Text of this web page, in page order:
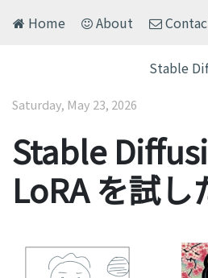
Home About
Stable
Saturday, May 23, 2026
Stable
LoRA を試し